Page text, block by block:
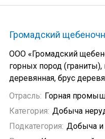
Громадский
ООО «Громадский
горных пород
деревянная, брус
Отрасль: Горная
Категория: Добыча
Подкатегория: Добыча и